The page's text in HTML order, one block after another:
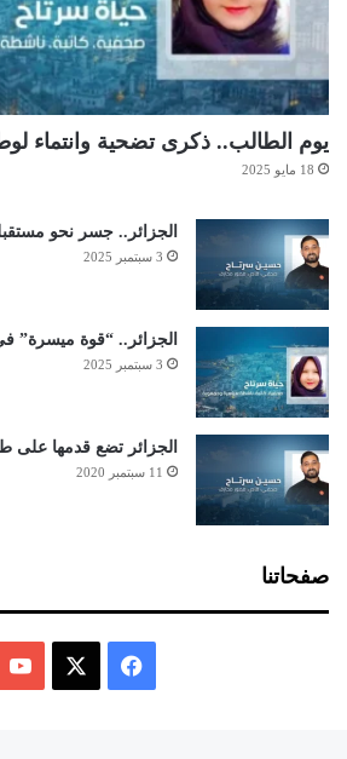
يوم الطالب.. ذكرى تضحية وانتماء
18 مايو 2025
الجزائر.. جسر نحو
3 سبتمبر 2025
الجزائر.. “قوة ميسرة”
3 سبتمبر 2025
الجزائر تضع قدمها على
11 سبتمبر 2020
صفحاتنا